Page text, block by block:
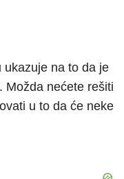
ukazuje na to da je
Možda nećete rešiti
u to da će neke